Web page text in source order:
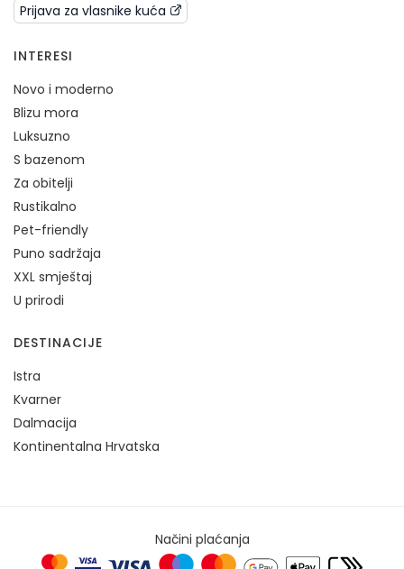
Prijava za vlasnike kuća
INTERESI
Novo i moderno
Blizu mora
Luksuzno
S bazenom
Za obitelji
Rustikalno
Pet-friendly
Puno sadržaja
XXL smještaj
U prirodi
DESTINACIJE
Istra
Kvarner
Dalmacija
Kontinentalna Hrvatska
Načini plaćanja